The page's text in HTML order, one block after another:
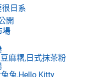
日系
開